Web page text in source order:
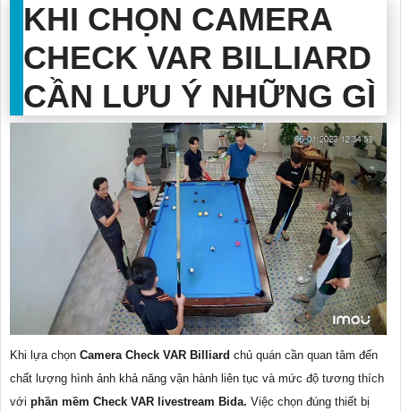
KHI CHỌN CAMERA
CHECK VAR BILLIARD
CẦN LƯU Ý NHỮNG GÌ
Khi lựa chọn Camera Check VAR Billiard chủ quán cần quan tâm đến
chất lượng hình ảnh khả năng vận hành liên tục và mức độ tương thích
với phần mềm Check VAR livestream Bida. Việc chọn đúng thiết bị